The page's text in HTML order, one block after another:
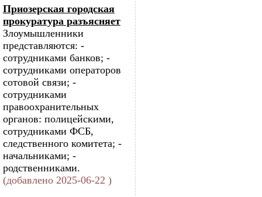
Приозерская городская
прокуратура разъясняет
Злоумышленники
представляются: -
сотрудниками банков; -
сотрудниками операторов
сотовой связи; -
сотрудниками
правоохранительных
органов: полицейскими,
сотрудниками ФСБ,
следственного комитета; -
начальниками; -
родственниками.
(добавлено 2025-06-22 )